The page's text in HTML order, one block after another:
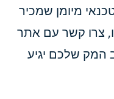
מיומן שמכיר
צרו קשר עם אתר
המק שלכם יגיע